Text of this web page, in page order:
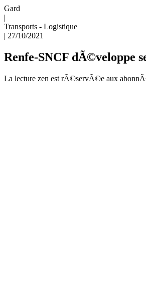
Gard
|
Transports - Logistique
| 27/10/2021
Renfe-SNCF dÃ©veloppe
La lecture zen est rÃ©servÃ©e aux